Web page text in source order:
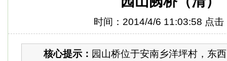
时间：2014/4/6 11:03:58 点击
核心提示： 园山桥位于安南乡洋坪村，东